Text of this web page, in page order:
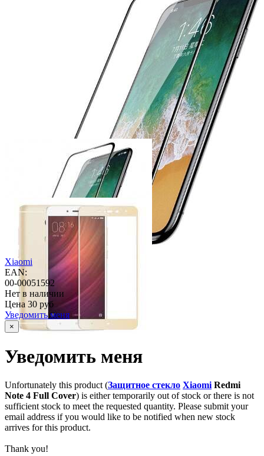
Xiaomi
EAN:
00-00051592
Нет в наличии
Цена 30 руб
Уведомить меня
×
Уведомить меня
Unfortunately this product (Защитное стекло Xiaomi Redmi
Note 4 Full Cover) is either temporarily out of stock or there is not
sufficient stock to meet the requested quantity. Please submit your
email address if you would like to be notified when new stock
arrives for this product.
Thank you!